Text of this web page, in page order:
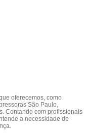
oferecemos, como
São Paulo,
Contando com profissionais
a necessidade de